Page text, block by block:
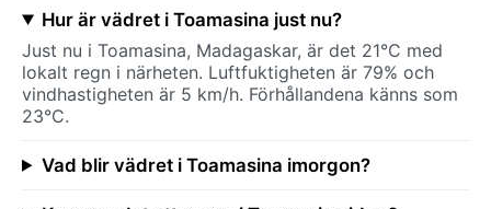
Hur är vädret i Toamasina just nu?
Just nu i Toamasina, Madagaskar, är det 21°C med
lokalt regn i närheten. Luftfuktigheten är 79% och
vindhastigheten är 5 km/h. Förhållandena känns som
23°C.
Vad blir vädret i Toamasina imorgon?